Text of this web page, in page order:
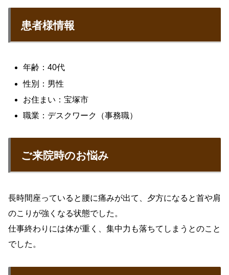
患者様情報
年齢：40代
性別：男性
お住まい：宝塚市
職業：デスクワーク（事務職）
ご来院時のお悩み
長時間座っていると腰に痛みが出て、夕方になると首や肩
のこりが強くなる状態でした。
仕事終わりには体が重く、集中力も落ちてしまうとのこと
でした。